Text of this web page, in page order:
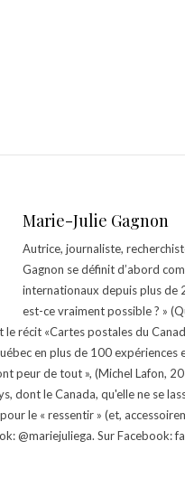
Marie-Julie Gagnon
Autrice, journaliste,
Gagnon se définit d’abord
internationaux depuis plus de
est-ce vraiment possible ? »
récit «Cartes postales du
en plus de 100
peur de tout », (Michel Lafon,
dont le Canada, qu'elle ne se
pour le « ressentir » (et,
@mariejuliega. Sur Facebook: